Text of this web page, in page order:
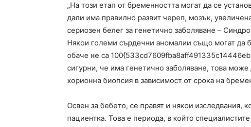
„На този етап от бременността могат да се
дали има правилно развит череп, мозък,
сериозен белег за генетично заболяване –
Някои големи сърдечни аномалии също могат да
обаче не са
сигурни, че има генетично заболяване, това
хорионна биопсия в зависимост от срока на
Освен за бебето, се правят и някои изследвания,
пациентка. Това е периода, в който